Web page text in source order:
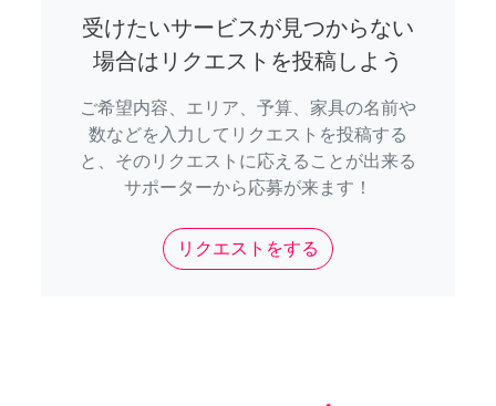
受けたいサービスが見つからない
場合はリクエストを投稿しよう
ご希望内容、エリア、予算、家具の名前や
数などを入力してリクエストを投稿する
と、そのリクエストに応えることが出来る
サポーターから応募が来ます！
リクエストをする